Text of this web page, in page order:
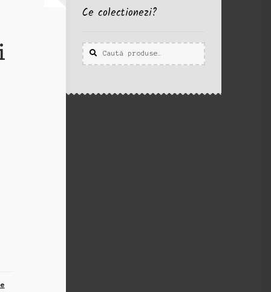
Ce colectionezi?
Caută
după:
Caută